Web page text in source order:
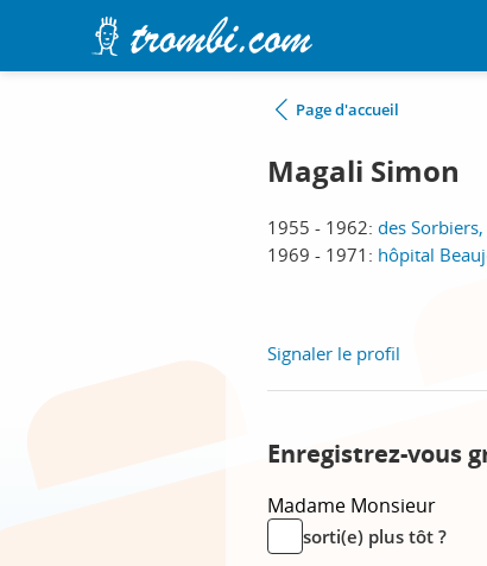
Page d'accueil
Magali Simon
1955 - 1962: des
1969 - 1971: hôpital
Signaler le profil
Enregistrez-vous
Madame Monsieur
sorti(e) plus tôt ?